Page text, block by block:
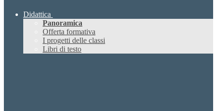
Didattica
Panoramica
Offerta formativa
I progetti delle classi
Libri di testo